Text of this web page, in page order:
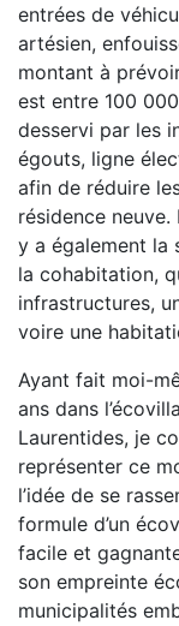
entrées de
artésien,
montant à
est entre 100
desservi par les
égouts, ligne
afin de réduire
résidence
y a également la
la cohabitation,
infrastructures,
voire une
Ayant fait moi-
ans dans
Laurentides, je
représenter ce
l’idée de se
formule d’un
facile et
son empreinte
municipalités